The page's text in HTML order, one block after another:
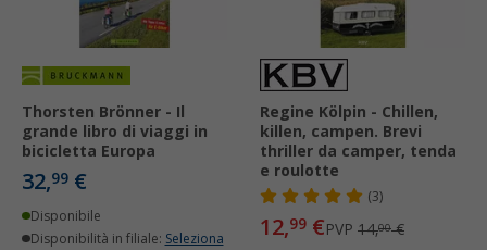
Thorsten Brönner - Il
grande libro di viaggi in
bicicletta Europa
32,99 €
Disponibile
Disponibilità in filiale: Seleziona
Regine Kölpin - Chillen,
killen, campen. Brevi
thriller da camper, tenda
e roulotte
(3)
12,99 €PVP 14,00€